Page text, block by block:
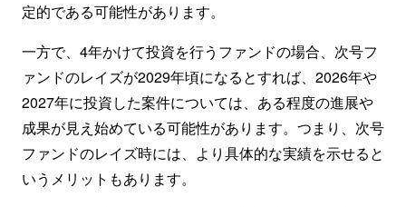
定的である可能性があります。
一方で、4年かけて投資を行うファンドの場合、次号フ
ァンドのレイズが2029年頃になるとすれば、2026年や
2027年に投資した案件については、ある程度の進展や
成果が見え始めている可能性があります。つまり、次号
ファンドのレイズ時には、より具体的な実績を示せると
いうメリットもあります。